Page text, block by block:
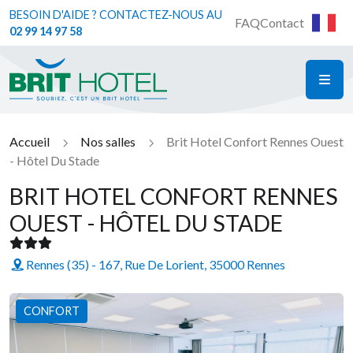
BESOIN D'AIDE ? CONTACTEZ-NOUS AU
02 99 14 97 58
FAQContact
Brit Hotel
Accueil Nos salles
Brit Hotel Confort Rennes Ouest
- Hôtel Du Stade
BRIT HOTEL CONFORT RENNES
OUEST - HÔTEL DU STADE
Rennes (35) - 167, Rue De Lorient, 35000 Rennes
CONFORT